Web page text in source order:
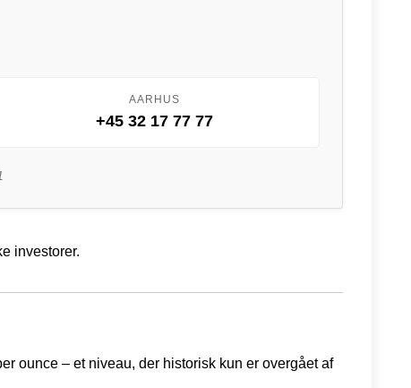
AARHUS
+45 32 17 77 77
investorer.
ounce – et niveau, der historisk kun er overgået af